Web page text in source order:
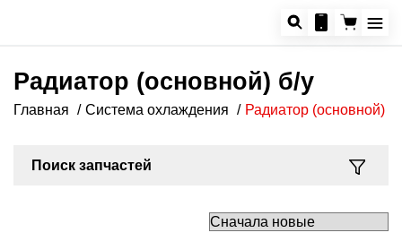
Радиатор (основной) б/у
Главная Система охлаждения Радиатор (основной)
Поиск запчастей